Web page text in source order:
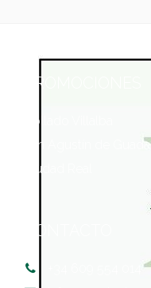
PROMOCIONES
Collado Villalba
San Agustín de
Ciudad Real
CONTACTO